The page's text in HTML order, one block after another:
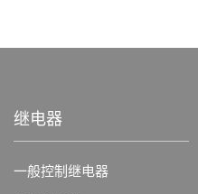
继电器
一般控制继电器